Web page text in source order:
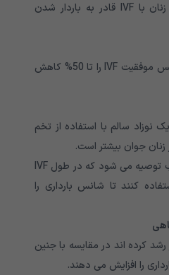
در موارد آندومتریوز شدید زنان با IVF قادر به باردار شدن
سیگار کشیدن می تواند شانس موفقیت IVF را تا 50% کاهش
نوزاد سالم با استفاده از تخم
به زنان 41 سال و بالاتر اغلب توصیه می شود که در طول IVF
کنند تا شانس بارداری را
کرده اند در مقایسه با جنین
را افزایش می دهند.